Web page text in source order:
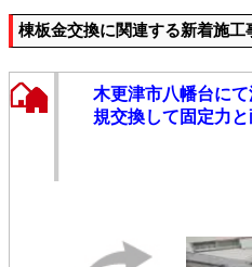
棟板金交換に関連する新着施工
木更津市八幡台に
規交換して固定力